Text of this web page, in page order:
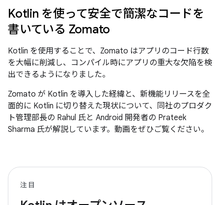
Kotlin を使って安全で簡潔なコードを
書いている Zomato
Kotlin を使用することで、Zomato はアプリのコード行数
を大幅に削減し、コンパイル時にアプリの重大な欠陥を検
出できるようになりました。
Zomato が Kotlin を導入した経緯と、新機能リリースを全
面的に Kotlin に切り替えた現状について、同社のプロダク
ト管理部長の Rahul 氏と Android 開発者の Prateek
Sharma 氏が解説しています。動画をぜひご覧ください。
注目